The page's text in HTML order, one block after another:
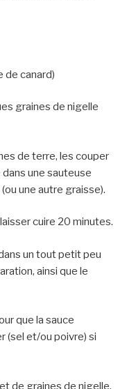
de canard)
graines de nigelle
de terre, les couper
une sauteuse
(ou une autre graisse).
cuire 20 minutes.
un tout petit peu
ainsi que le
que la sauce
(sel et/ou poivre) si
de graines de nigelle.